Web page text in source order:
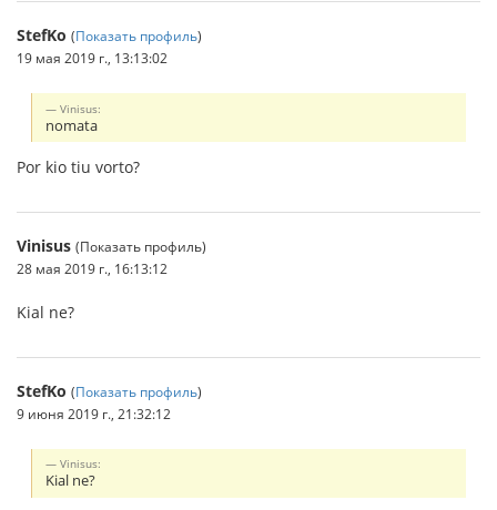
StefKo (Показать профиль)
19 мая 2019 г., 13:13:02
Vinisus:
nomata
Por kio tiu vorto?
Vinisus (Показать профиль)
28 мая 2019 г., 16:13:12
Kial ne?
StefKo (Показать профиль)
9 июня 2019 г., 21:32:12
Vinisus:
Kial ne?